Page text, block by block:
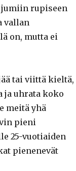
jumiin rupiseen
vallan
on, mutta ei
tai viittä kieltä,
ja uhrata koko
meitä yhä
pieni
25-vuotiaiden
pienenevät